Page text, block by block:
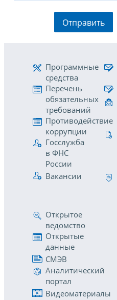
Отправить
Программные
средства
Перечень
обязательных
требований
Противодействие
коррупции
Госслужба
в ФНС
России
Вакансии
Открытое
ведомство
Открытые
данные
СМЭВ
Аналитический
портал
Видеоматериалы